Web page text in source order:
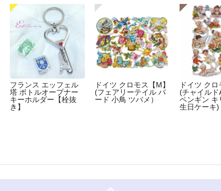
フランス エッフェル
塔 ボトルオープナー
キーホルダー【栓抜
き】
ドイツ クロモス【M】
(フェアリーテイル バ
ード 小鳥 ツバメ）
ドイツ ク
(チャイルド
ペンギン キ
生日ケーキ)